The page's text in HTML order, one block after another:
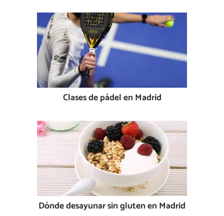
Clases de pádel en Madrid
Dónde desayunar sin gluten en Madrid